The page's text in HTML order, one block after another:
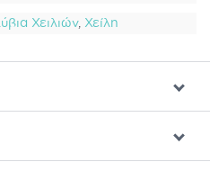
Χειλιών, Χείλη